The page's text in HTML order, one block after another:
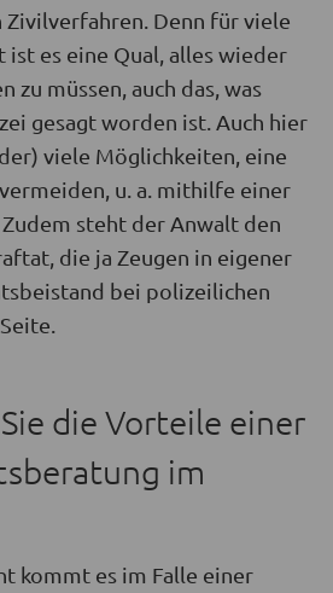
Denn für viele
es eine Qual, alles wieder
zu müssen, auch das, was
gesagt worden ist. Auch hier
viele Möglichkeiten, eine
u. a. mithilfe einer
steht der Anwalt den
die ja Zeugen in eigener
bei polizeilichen
die Vorteile einer
im
kommt es im Falle einer